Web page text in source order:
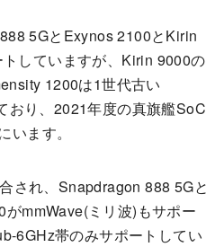
5GとExynos 2100とKirin
していますが、Kirin 9000の
1200は1世代古い
おり、2021年度の真旗艦SoC
います。
され、Snapdragon 888 5Gと
mmWave(ミリ波)もサポー
6GHz帯のみサポートしてい